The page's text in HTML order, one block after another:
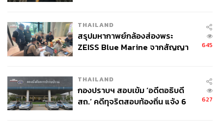
THAILAND
สรุปมหากาพย์กล้องส่องพระ
ZEISS Blue Marine จากสัญญา
จ่ายหนี้-แอบระบุแบรนด์
645
THAILAND
กองปราบฯ สอบเข้ม ‘อดีตอธิบดี
สถ.’ คดีทุจริตสอบท้องถิ่น แจ้ง 6
627